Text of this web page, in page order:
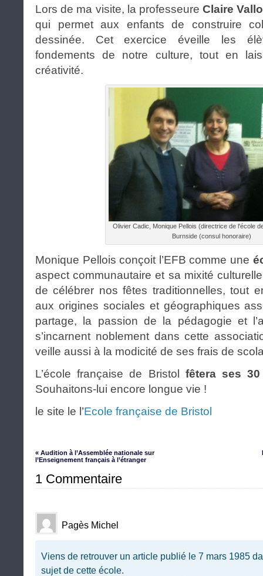
Lors de ma visite, la professeureClaire
qui permet aux enfants de construire
dessinée. Cet exercice éveille les
fondements de notre culture, tout en
créativité.
Olivier Cadic, Monique Pellois (directrice de l'école
Burnside (consul honoraire)
Monique Pellois conçoit l’EFB comme une
aspect communautaire et sa mixité
de célébrer nos fêtes traditionnelles, tout
aux origines sociales et géographiques
partage, la passion de la pédagogie et
s’incarnent noblement dans cette
veille aussi à la modicité de ses frais de
L’école française de Bristol fêtera ses
Souhaitons-lui encore longue vie !
le site le l’Ecole française de Bristol
« Audition à l’Assemblée nationale sur
l’Enseignement français à l’étranger
1 Commentaire
Pagès Michel
Viens de retrouver un article publié le 7 mars 1985
sujet de cette école.